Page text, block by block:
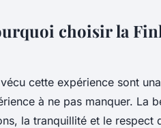
choisir la
cette expérience sont
à ne pas manquer. La
la tranquillité et le respect